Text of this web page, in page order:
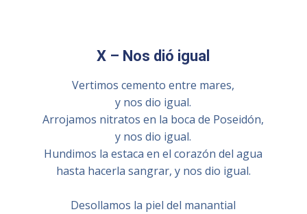
X – Nos dió igual
Vertimos cemento entre mares,
y nos dio igual.
Arrojamos nitratos en la boca de Poseidón,
y nos dio igual.
Hundimos la estaca en el corazón del agua
hasta hacerla sangrar, y nos dio igual.
Desollamos la piel del manantial